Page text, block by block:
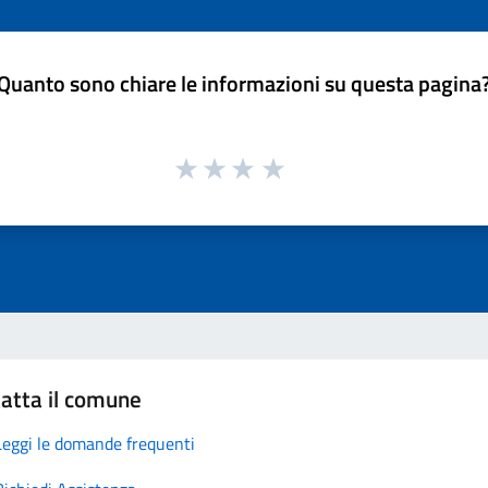
sono chiare le informazioni su questa
il comune
le domande frequenti